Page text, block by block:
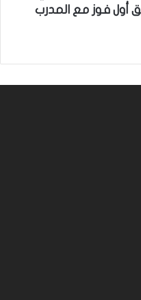
أول فوز مع المدرب